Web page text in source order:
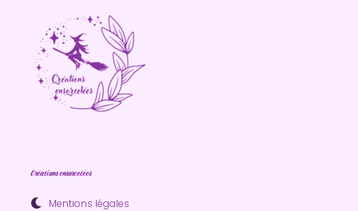
Créations ensorcelées
Mentions légales